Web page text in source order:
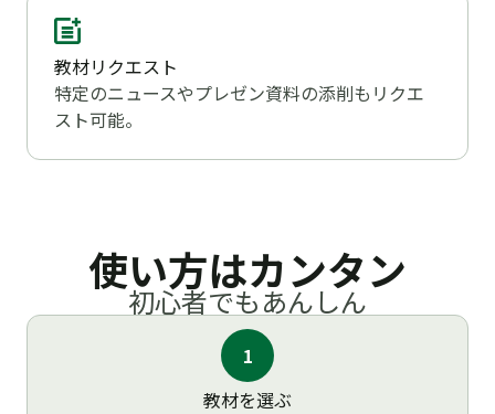
教材リクエスト
特定のニュースやプレゼン資料の添削もリクエ
スト可能。
使い方はカンタン
初心者でもあんしん
1
教材を選ぶ